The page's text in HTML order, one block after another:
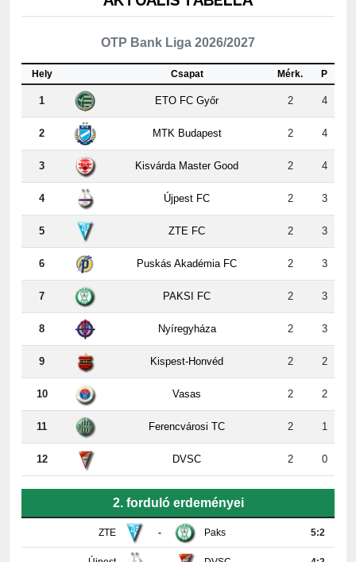
OTP Bank Liga 2026/2027
Csapat
1 ETO FC Győr 2 4
2 MTK Budapest 2 4
3 Kisvárda Master Good 2 4
4 Újpest FC 2 3
5 ZTE FC 2 3
6 Puskás Akadémia FC 2 3
7 PAKSI FC 2 3
8 Nyíregyháza 2 3
9 Kispest-Honvéd 2 2
10 Vasas 2 2
11 Ferencvárosi TC 2 1
12 DVSC 2 0
ZTE - Paks
Újpest DVSC 4:2
Ferencváros Vasas 0:0